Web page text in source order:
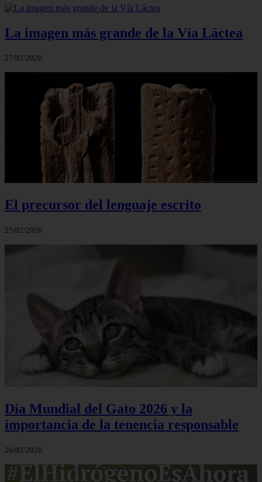
La imagen más grande de la Vía Láctea
27/02/2026
El precursor del lenguaje escrito
25/02/2026
Día Mundial del Gato 2026 y la
importancia de la tenencia responsable
20/02/2026